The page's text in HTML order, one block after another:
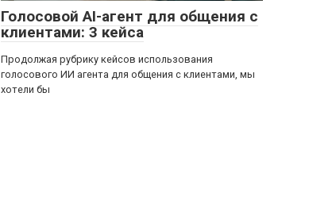
Голосовой AI-агент для общения с
клиентами: 3 кейса
Продолжая рубрику кейсов использования
голосового ИИ агента для общения с клиентами, мы
хотели бы